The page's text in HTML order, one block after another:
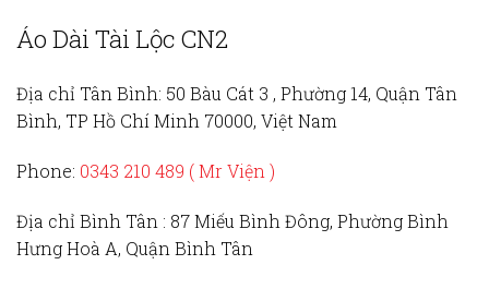
Áo Dài Tài Lộc CN2
Địa chỉ Tân Bình: 50 Bàu Cát 3 , Phường 14, Quận Tân
Bình, TP Hồ Chí Minh 70000, Việt Nam
Phone: 0343 210 489 ( Mr Viện )
Địa chỉ Bình Tân : 87 Miếu Bình Đông, Phường Bình
Hưng Hoà A, Quận Bình Tân